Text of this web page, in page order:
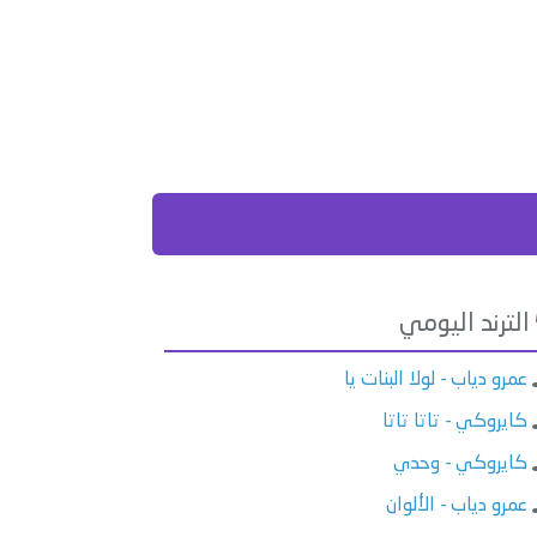
الترند اليومي
عمرو دياب - لولا البنات يا
كايروكي - تاتا تاتا
كايروكي - وحدي
عمرو دياب - الألوان